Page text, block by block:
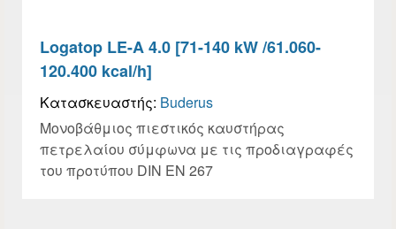
Logatop LE-A 4.0 [71-140 kW /61.060-
120.400 kcal/h]
Κατασκευαστής: Buderus
Μονοβάθμιος πιεστικός καυστήρας
πετρελαίου σύμφωνα με τις προδιαγραφές
του προτύπου DIN EN 267